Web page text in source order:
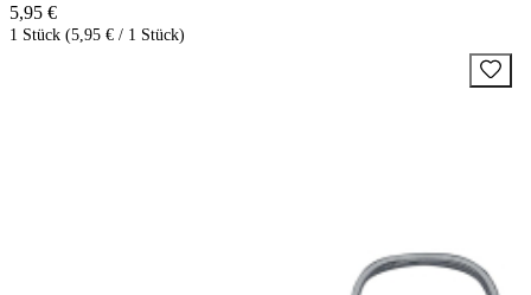
5,95 €
1 Stück (5,95 € / 1 Stück)